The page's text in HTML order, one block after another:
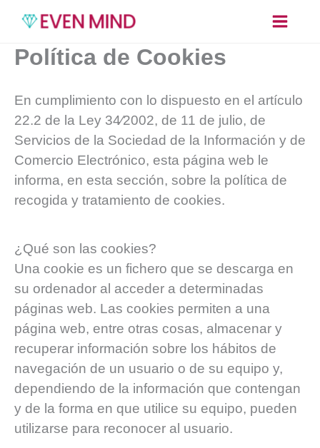
contenido
Política de Cookies
En cumplimiento con lo dispuesto en el artículo
22.2 de la Ley 34⁄2002, de 11 de julio, de
Servicios de la Sociedad de la Información y de
Comercio Electrónico, esta página web le
informa, en esta sección, sobre la política de
recogida y tratamiento de cookies.
¿Qué son las cookies?
Una cookie es un fichero que se descarga en
su ordenador al acceder a determinadas
páginas web. Las cookies permiten a una
página web, entre otras cosas, almacenar y
recuperar información sobre los hábitos de
navegación de un usuario o de su equipo y,
dependiendo de la información que contengan
y de la forma en que utilice su equipo, pueden
utilizarse para reconocer al usuario.